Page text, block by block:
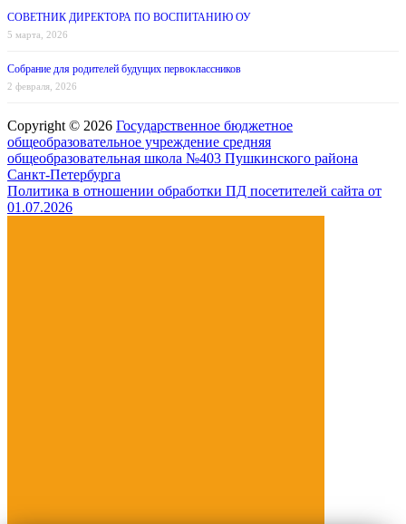
СОВЕТНИК ДИРЕКТОРА ПО ВОСПИТАНИЮ ОУ
5 марта, 2026
Собрание для родителей будущих первоклассников
2 февраля, 2026
Copyright © 2026 Государственное бюджетное
общеобразовательное учреждение средняя
общеобразовательная школа №403 Пушкинского района
Санкт-Петербурга
Политика в отношении обработки ПД посетителей сайта от
01.07.2026